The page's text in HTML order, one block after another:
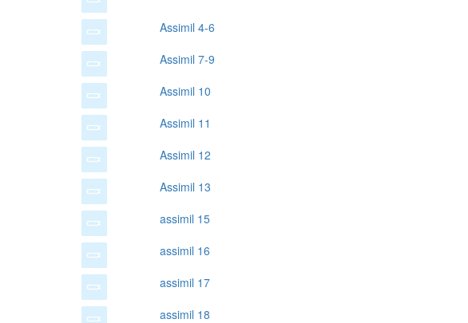
Assimil 4-6
Assimil 7-9
Assimil 10
Assimil 11
Assimil 12
Assimil 13
assimil 15
assimil 16
assimil 17
assimil 18